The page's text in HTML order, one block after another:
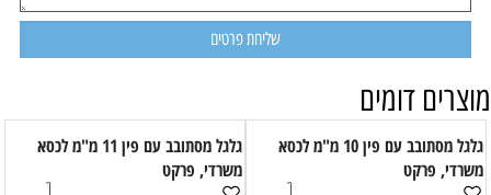
מוצרים דומים
גלגל מסתובב עם פין 10 מ"מ לכסא
משרדי, פרקט
גלגל מסתובב עם פין 11 מ"מ לכסא
משרדי, פרקט